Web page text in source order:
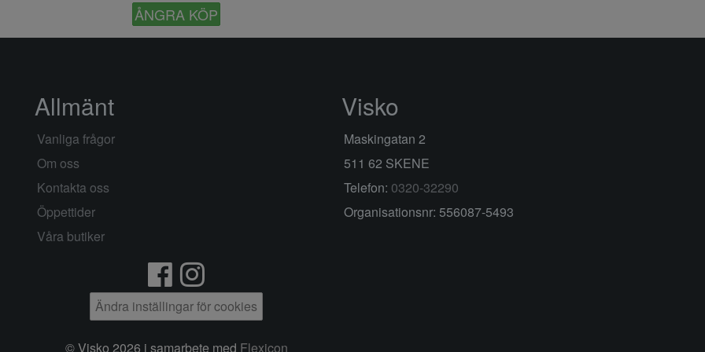
ÅNGRA KÖP
Allmänt
Vanliga frågor
Om oss
Kontakta oss
Öppettider
Våra butiker
Visko
Maskingatan 2
511 62 SKENE
Telefon: 0320-32290
Organisationsnr: 556087-5493
Ändra inställingar för cookies
© Visko 2026 i samarbete med Flexicon